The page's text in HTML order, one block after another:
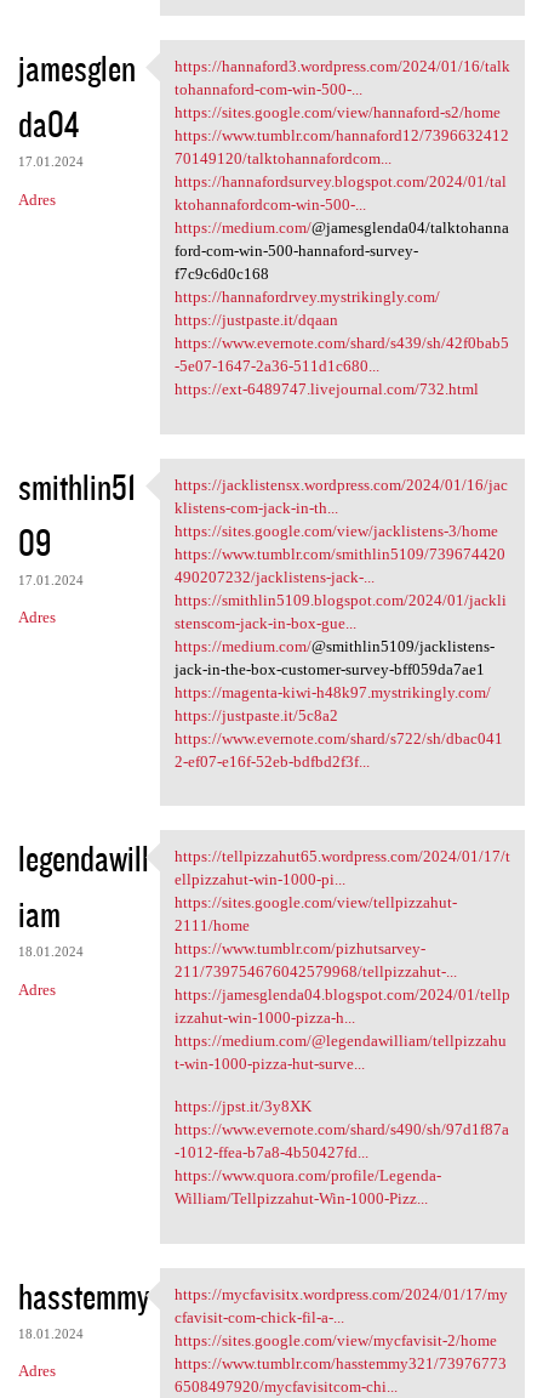
jamesglen
da04
17.01.2024
Adres
https://hannaford3.wordpress
https://hannaford3.wordpress.com/2024/01/16/talk
tohannaford-com-win-500-...
https://sites.google.com/view/hannaford-s2/home
https://www.tumblr.com/hannaford12/7396632412
70149120/talktohannafordcom...
https://hannafordsurvey.blogspot.com/2024/01/tal
ktohannafordcom-win-500-...
https://medium.com/@jamesglenda04/talktohanna
ford-com-win-500-hannaford-survey-
f7c9c6d0c168
https://hannafordrvey.mystrikingly.com/
https://justpaste.it/dqaan
https://www.evernote.com/shard/s439/sh/42f0bab5
-5e07-1647-2a36-511d1c680...
https://ext-6489747.livejournal.com/732.html
smithlin51
09
17.01.2024
Adres
https://jacklistensx
https://jacklistensx.wordpress.com/2024/01/16/jac
klistens-com-jack-in-th...
https://sites.google.com/view/jacklistens-3/home
https://www.tumblr.com/smithlin5109/739674420
490207232/jacklistens-jack-...
https://smithlin5109.blogspot.com/2024/01/jackli
stenscom-jack-in-box-gue...
https://medium.com/@smithlin5109/jacklistens-
jack-in-the-box-customer-survey-bff059da7ae1
https://magenta-kiwi-h48k97.mystrikingly.com/
https://justpaste.it/5c8a2
https://www.evernote.com/shard/s722/sh/dbac041
2-ef07-e16f-52eb-bdfbd2f3f...
legendawill
iam
18.01.2024
Adres
https://tellpizzahut65
https://tellpizzahut65.wordpress.com/2024/01/17/t
ellpizzahut-win-1000-pi...
https://sites.google.com/view/tellpizzahut-
2111/home
https://www.tumblr.com/pizhutsarvey-
211/739754676042579968/tellpizzahut-...
https://jamesglenda04.blogspot.com/2024/01/tellp
izzahut-win-1000-pizza-h...
https://medium.com/@legendawilliam/tellpizzahu
t-win-1000-pizza-hut-surve...
https://jpst.it/3y8XK
https://www.evernote.com/shard/s490/sh/97d1f87a
-1012-ffea-b7a8-4b50427fd...
https://www.quora.com/profile/Legenda-
William/Tellpizzahut-Win-1000-Pizz...
hasstemmy
18.01.2024
Adres
https://mycfavisitx.wordpress
https://mycfavisitx.wordpress.com/2024/01/17/my
cfavisit-com-chick-fil-a-...
https://sites.google.com/view/mycfavisit-2/home
https://www.tumblr.com/hasstemmy321/73976773
6508497920/mycfavisitcom-chi...